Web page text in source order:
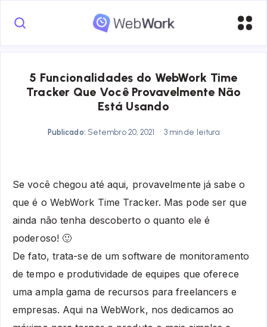
5 Funcionalidades do WebWork Time
Tracker Que Você Provavelmente Não
Está Usando
Publicado: Setembro 20, 2021 3 min de leitura
Se você chegou até aqui, provavelmente já sabe o
que é o WebWork Time Tracker. Mas pode ser que
ainda não tenha descoberto o quanto ele é
poderoso! 🙂
De fato, trata-se de um software de monitoramento
de tempo e produtividade de equipes que oferece
uma ampla gama de recursos para freelancers e
empresas. Aqui na WebWork, nos dedicamos ao